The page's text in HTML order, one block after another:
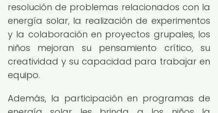
resolución de problemas relacionados con la
energía solar, la realización de experimentos
y la colaboración en proyectos grupales, los
niños mejoran su pensamiento crítico, su
creatividad y su capacidad para trabajar en
equipo.
Además, la participación en programas de